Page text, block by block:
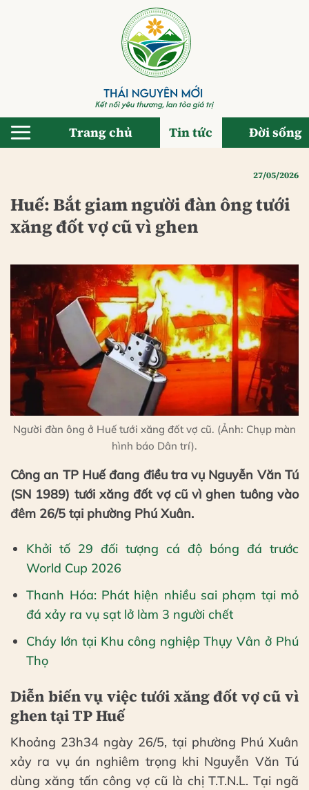
Trang chủ Tin tức Đời sống
27/05/2026
Huế: Bắt giam người đàn ông tưới
xăng đốt vợ cũ vì ghen
Người đàn ông ở Huế tưới xăng đốt vợ cũ. (Ảnh: Chụp màn
hình báo Dân trí).
Công an TP Huế đang điều tra vụ Nguyễn Văn Tú
(SN 1989) tưới xăng đốt vợ cũ vì ghen tuông vào
đêm 26/5 tại phường Phú Xuân.
Khởi tố 29 đối tượng cá độ bóng đá trước
World Cup 2026
Thanh Hóa: Phát hiện nhiều sai phạm tại mỏ
đá xảy ra vụ sạt lở làm 3 người chết
Cháy lớn tại Khu công nghiệp Thụy Vân ở Phú
Thọ
Diễn biến vụ việc tưới xăng đốt vợ cũ vì
ghen tại TP Huế
Khoảng 23h34 ngày 26/5, tại phường Phú Xuân
xảy ra vụ án nghiêm trọng khi Nguyễn Văn Tú
dùng xăng tấn công vợ cũ là chị T.T.N.L. Tại ngã